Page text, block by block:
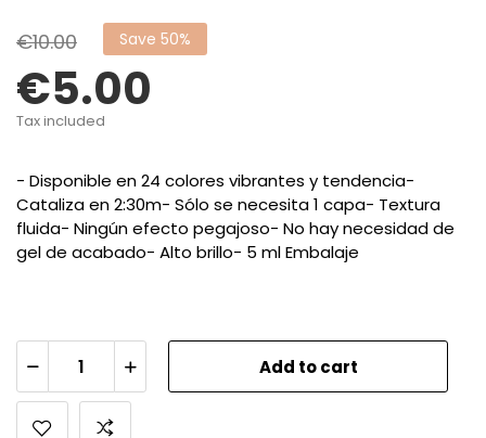
€10.00 Save 50%
€5.00
Tax included
- Disponible en 24 colores vibrantes y tendencia-
Cataliza en 2:30m- Sólo se necesita 1 capa- Textura
fluida- Ningún efecto pegajoso- No hay necesidad de
gel de acabado- Alto brillo- 5 ml Embalaje
Add to cart